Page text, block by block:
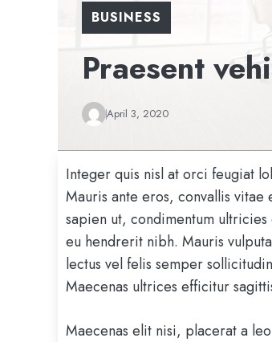
BUSINESS
Praesent
April 3, 2020
Integer quis nisl at orci feugiat
Mauris ante eros, convallis vitae
sapien ut, condimentum
eu hendrerit nibh. Mauris
lectus vel felis semper
Maecenas ultrices efficitur
Maecenas elit nisi, placerat a